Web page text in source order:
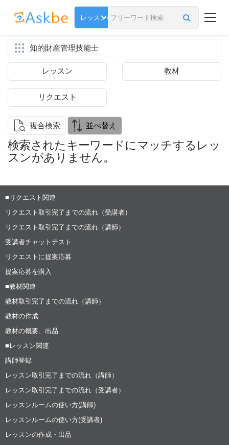
知的財産管理技能士
レッスン 教材
リクエスト
複合検索 並べ替え
検索されたキーワードにマッチするレッ
スンがありません。
■リクエスト関連
リクエスト取引完了までの流れ（受講者）
リクエスト取引完了までの流れ（講師）
受講者チャットテスト
リクエストに提案応募
提案応募を購入
■教材関連
教材取引完了までの流れ（講師）
教材の作成
教材の概要、出品
■レッスン関連
講師登録
レッスン取引完了までの流れ（講師）
レッスン取引完了までの流れ（受講者）
レッスンルームの使い方(講師)
レッスンルームの使い方(受講者)
レッスンの作成・出品